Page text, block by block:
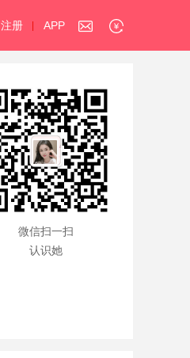
注册 APP
微信扫一扫
认识她